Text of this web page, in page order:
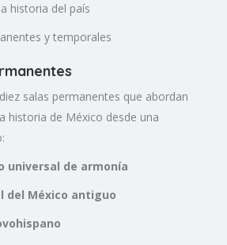
historia del país
y temporales
salas permanentes que abordan
historia de México desde una
universal de armonía
del México antiguo